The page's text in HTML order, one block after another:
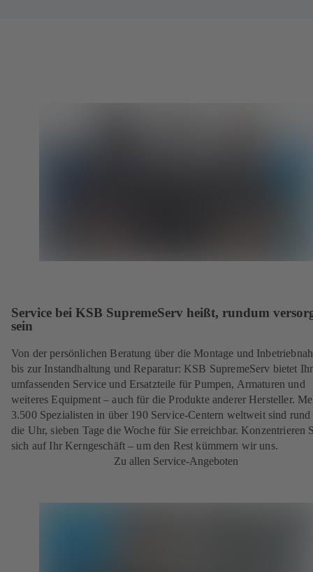
Service bei KSB SupremeServ heißt, rundum
sein
Von der persönlichen Beratung über die Montage und
bis zur Instandhaltung und Reparatur: KSB SupremeServ bietet
umfassenden Service und Ersatzteile für Pumpen, Armaturen und
weiteres Equipment – auch für die Produkte anderer Hersteller.
3.500 Spezialisten in über 190 Service-Centern weltweit sind rund
die Uhr, sieben Tage die Woche für Sie erreichbar. Konzentrieren
sich auf Ihr Kerngeschäft – um den Rest kümmern wir uns.
Zu allen Service-Angeboten